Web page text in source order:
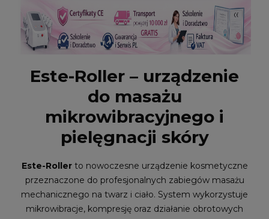
Este-Roller – urządzenie
do masażu
mikrowibracyjnego i
pielęgnacji skóry
Este-Rollerto nowoczesne urządzenie kosmetyczne
przeznaczone do profesjonalnych zabiegów masażu
mechanicznego na twarz i ciało. System wykorzystuje
mikrowibracje, kompresję oraz działanie obrotowych